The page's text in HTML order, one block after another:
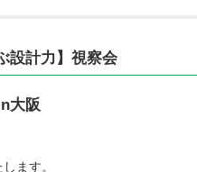
設計力】視察会
大阪
ます。